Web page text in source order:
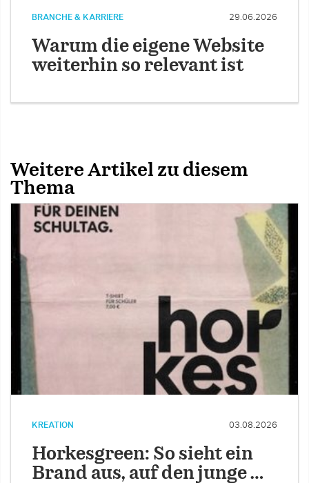
BRANCHE & KARRIERE 29.06.2026
Warum die eigene Website
weiterhin so relevant ist
Weitere Artikel zu diesem
Thema
KREATION 03.08.2026
Horkesgreen: So sieht ein
Brand aus, auf den junge …